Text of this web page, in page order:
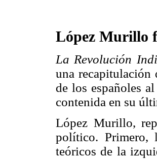
López Murillo
La Revolución
una
de los españoles
contenida en su
López Murillo,
político. Primero,
teóricos de la